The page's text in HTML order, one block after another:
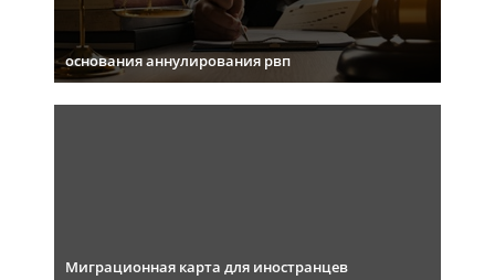
основания аннулирования рвп
Миграционная карта для иностранцев